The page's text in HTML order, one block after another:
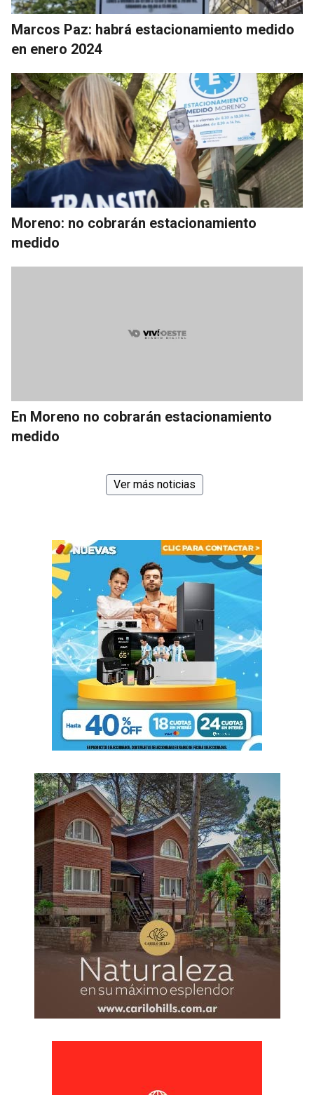
Marcos Paz: habrá estacionamiento medido
en enero 2024
Moreno: no cobrarán estacionamiento
medido
En Moreno no cobrarán estacionamiento
medido
Ver más noticias